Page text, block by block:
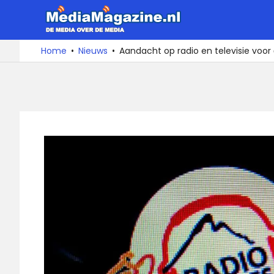
de
De
media
over
Home Nieuws Aandacht op radio en televisie voor